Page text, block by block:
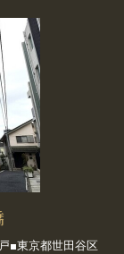
■東京都世田谷区